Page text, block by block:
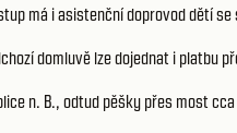
má i asistenční doprovod dětí
domluvě lze dojednat i platbu
n. B., odtud pěšky přes most